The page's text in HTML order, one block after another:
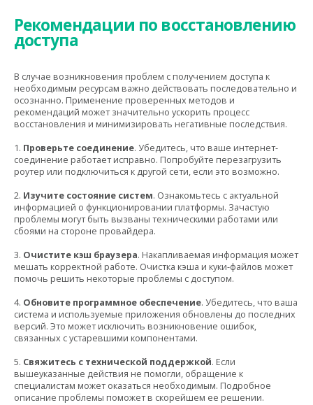
Рекомендации по восстановлению
доступа
В случае возникновения проблем с получением доступа к
необходимым ресурсам важно действовать последовательно и
осознанно. Применение проверенных методов и
рекомендаций может значительно ускорить процесс
восстановления и минимизировать негативные последствия.
1. Проверьте соединение. Убедитесь, что ваше интернет-
соединение работает исправно. Попробуйте перезагрузить
роутер или подключиться к другой сети, если это возможно.
2. Изучите состояние систем. Ознакомьтесь с актуальной
информацией о функционировании платформы. Зачастую
проблемы могут быть вызваны техническими работами или
сбоями на стороне провайдера.
3. Очистите кэш браузера. Накапливаемая информация может
мешать корректной работе. Очистка кэша и куки-файлов может
помочь решить некоторые проблемы с доступом.
4. Обновите программное обеспечение. Убедитесь, что ваша
система и используемые приложения обновлены до последних
версий. Это может исключить возникновение ошибок,
связанных с устаревшими компонентами.
5. Свяжитесь с технической поддержкой. Если
вышеуказанные действия не помогли, обращение к
специалистам может оказаться необходимым. Подробное
описание проблемы поможет в скорейшем ее решении.